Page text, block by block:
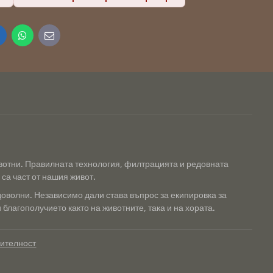
WhatsApp
E-
mail
Правилната технология, филтрацията и редовната
част от нашия живот.
Независимо дали става въпрос за екипировка за
както на животните, така и на хората.